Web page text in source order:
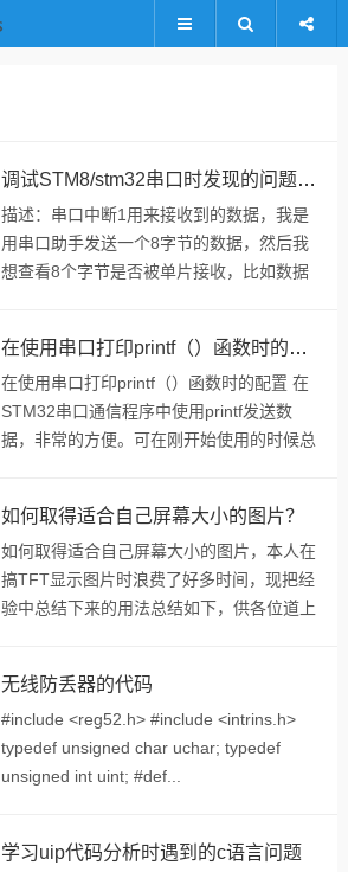
调试STM8/stm32串口时发现的问题 一串数据接收只能接收2个字节
描述：串口中断1用来接收到的数据，我是
用串口助手发送一个8字节的数据，然后我
想查看8个字节是否被单片接收，比如数据
这8个数值，串口中断 ...
在使用串口打印printf（）函数时的配置
在使用串口打印printf（）函数时的配置 在
STM32串口通信程序中使用printf发送数
据，非常的方便。可在刚开始使用的时候总
如何取得适合自己屏幕大小的图片？
如何取得适合自己屏幕大小的图片，本人在
搞TFT显示图片时浪费了好多时间，现把经
验中总结下来的用法总结如下，供各位道上
果...
无线防丢器的代码
#include <reg52.h> #include <intrins.h>
typedef unsigned char uchar; typedef
unsigned int uint; #def...
学习uip代码分析时遇到的c语言问题